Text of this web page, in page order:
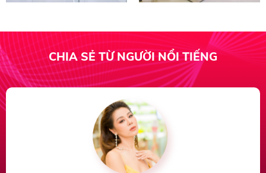
CHIA SẺ TỪ NGƯỜI NỔI TIẾNG